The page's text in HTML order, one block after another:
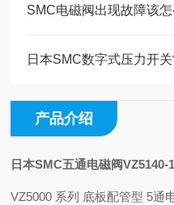
SMC电磁阀出现故障该怎
日本SMC数字式压力开
产品介绍
日本SMC五通电磁阀VZ5140-
VZ5000 系列 底板配管型 5通